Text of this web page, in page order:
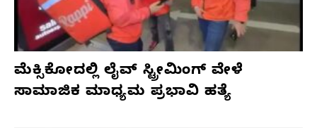
ಮೆಕ್ಸಿಕೋದಲ್ಲಿ ಲೈವ್ ಸ್ಟ್ರೀಮಿಂಗ್ ವೇಳೆ
ಸಾಮಾಜಿಕ ಮಾಧ್ಯಮ ಪ್ರಭಾವಿ ಹತ್ಯೆ